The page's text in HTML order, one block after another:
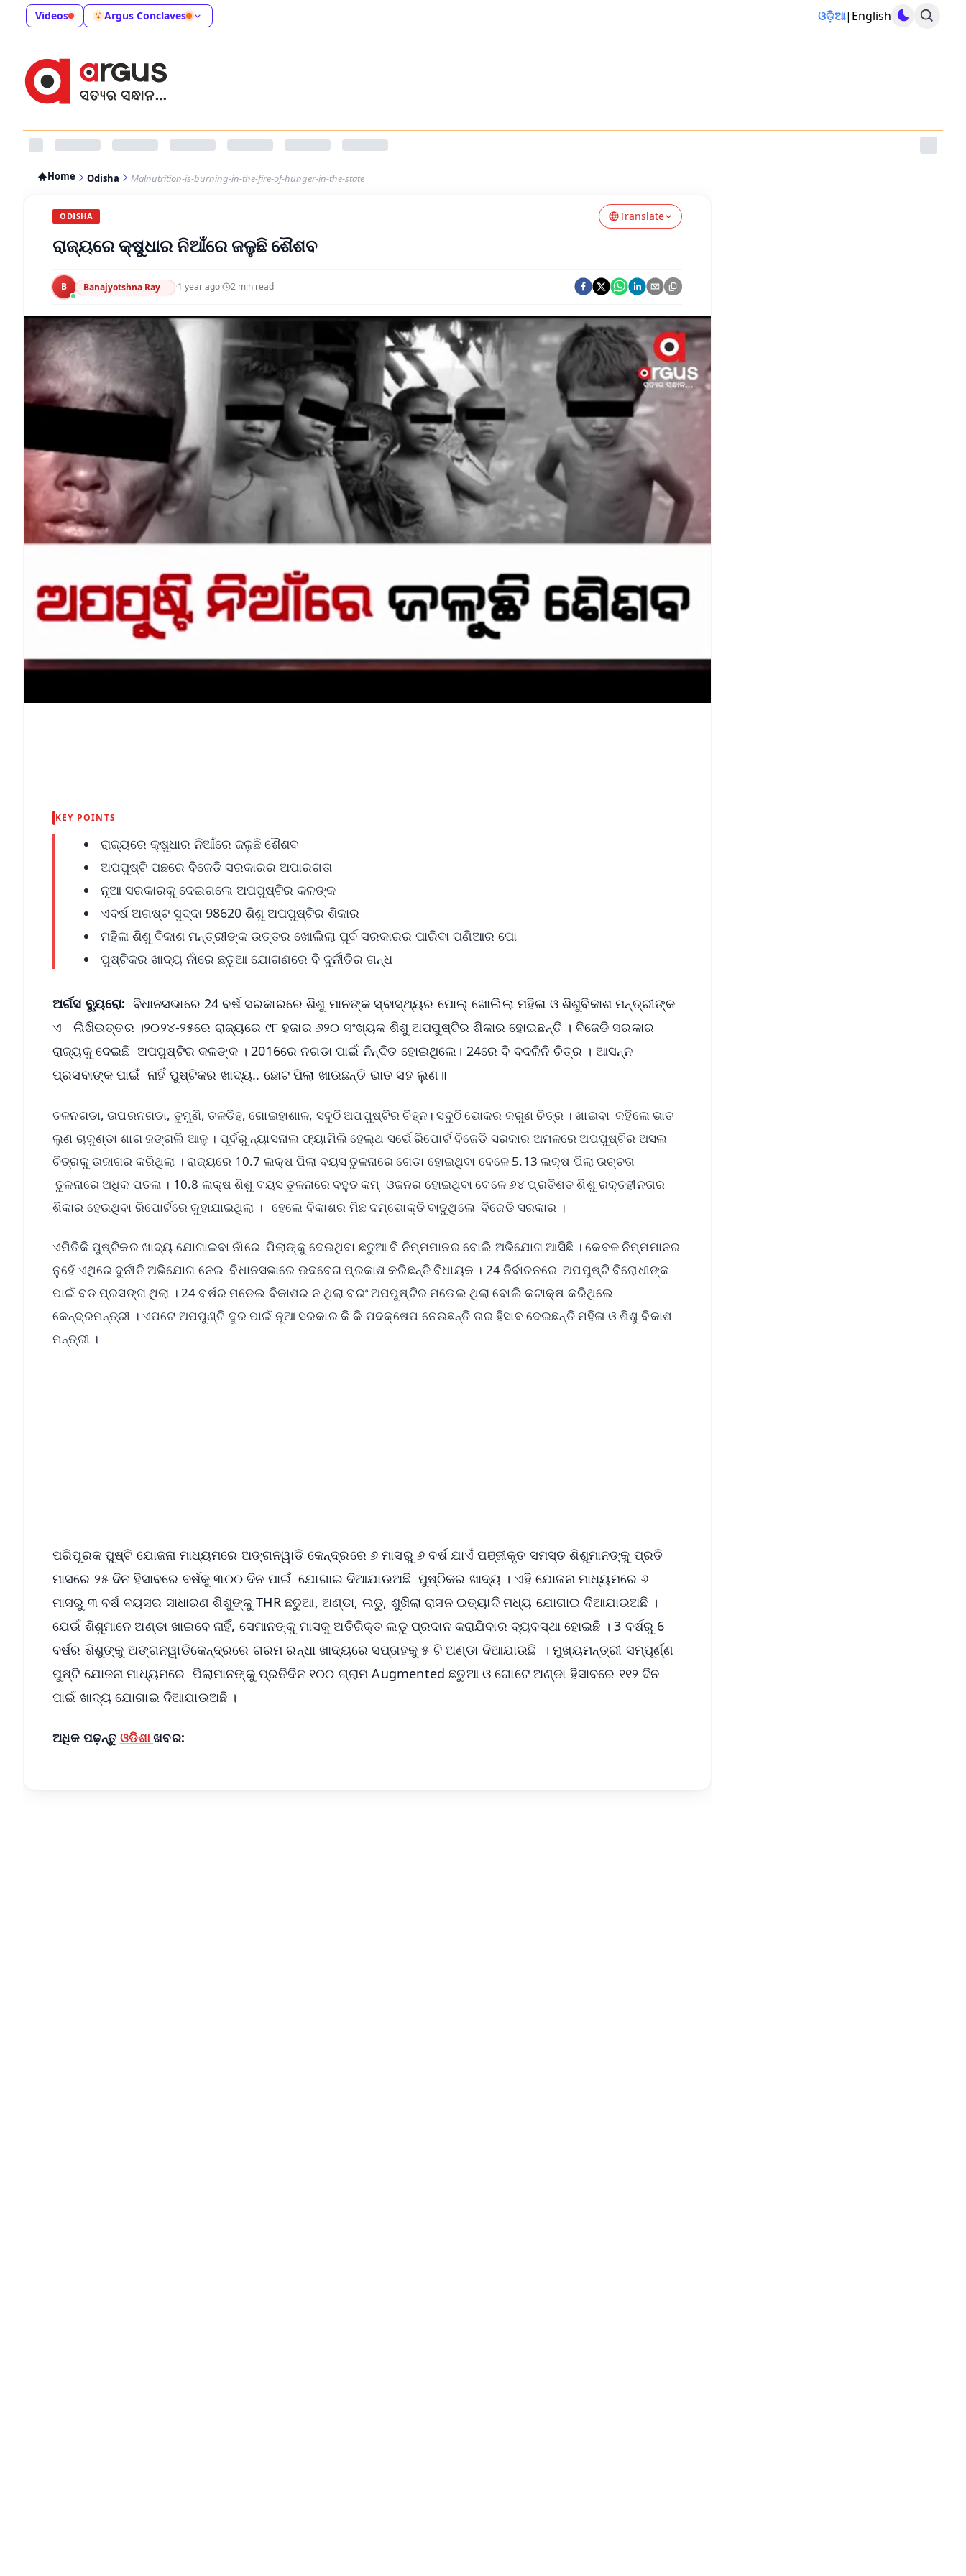
Videos Argus Conclaves ଓଡ଼ିଆ| English
Home Odisha Malnutrition-is-burning-in-the-fire-of-hunger-in-the-state
ODISHA Translate
ରାଜ୍ୟରେ କ୍ଷୁଧାର ନିଆଁରେ ଜଳୁଛି ଶୈଶବ
B Banajyotshna Ray ·1 year ago· 2 min read
KEY POINTS
ରାଜ୍ୟରେ କ୍ଷୁଧାର ନିଆଁରେ ଜଳୁଛି ଶୈଶବ
ଅପପୁଷ୍ଟି ପଛରେ ବିଜେଡି ସରକାରର ଅପାରଗତା
ନୂଆ ସରକାରକୁ ଦେଇଗଲେ ଅପପୁଷ୍ଟିର କଳଙ୍କ
ଏବର୍ଷ ଅଗଷ୍ଟ ସୁଦ୍ଦା 98620 ଶିଶୁ ଅପପୁଷ୍ଟିର ଶିକାର
ମହିଳା ଶିଶୁ ବିକାଶ ମନ୍ତ୍ରୀଙ୍କ ଉତ୍ତର ଖୋଲିଲା ପୁର୍ବ ସରକାରର ପାରିବା ପଣିଆର ପୋ
ପୁଷ୍ଟିକର ଖାଦ୍ୟ ନାଁରେ ଛତୁଆ ଯୋଗଣରେ ବି ଦୁର୍ନୀତିର ଗନ୍ଧ
ଅର୍ଗସ ବ୍ୟୁରୋ: ବିଧାନସଭାରେ 24 ବର୍ଷ ସରକାରରେ ଶିଶୁ ମାନଙ୍କ ସ୍ବାସ୍ଥ୍ୟର ପୋଲ୍ ଖୋଲିଲା ମହିଳା ଓ ଶିଶୁବିକାଶ ମନ୍ତ୍ରୀଙ୍କ
ଏ ଲିଖିଉତ୍ତର ।୨୦୨୪-୨୫ରେ ରାଜ୍ୟରେ ୯୮ ହଜାର ୬୨୦ ସଂଖ୍ୟକ ଶିଶୁ ଅପପୁଷ୍ଟିର ଶିକାର ହୋଇଛନ୍ତି । ବିଜେଡି ସରକାର
ରାଜ୍ୟକୁ ଦେଇଛି ଅପପୁଷ୍ଟିର କଳଙ୍କ । 2016ରେ ନଗଡା ପାଇଁ ନିନ୍ଦିତ ହୋଇଥିଲେ। 24ରେ ବି ବଦଳିନି ଚିତ୍ର । ଆସନ୍ନ
ପ୍ରସବାଙ୍କ ପାଇଁ ନାହିଁ ପୁଷ୍ଟିକର ଖାଦ୍ୟ.. ଛୋଟ ପିଲା ଖାଉଛନ୍ତି ଭାତ ସହ ଲୁଣ॥
ତଳନଗଡା, ଉପରନଗଡା, ତୁମୁଣି, ତଳଡିହ, ଗୋଇହାଶାଳ, ସବୁଠି ଅପପୁଷ୍ଟିର ଚିହ୍ନ। ସବୁଠି ଭୋକର କରୁଣ ଚିତ୍ର । ଖାଇବା କହିଲେ ଭାତ
ଲୁଣ ଚାକୁଣ୍ଡା ଶାଗ ଜଙ୍ଗଲି ଆଳୁ । ପୂର୍ବରୁ ନ୍ୟାସନାଲ ଫ୍ୟାମିଲି ହେଲ୍ଥ ସର୍ଭେ ରିପୋର୍ଟ ବିଜେଡି ସରକାର ଅମଳରେ ଅପପୁଷ୍ଟିର ଅସଲ
ଚିତ୍ରକୁ ଉଜାଗର କରିଥିଲା । ରାଜ୍ୟରେ 10.7 ଲକ୍ଷ ପିଲା ବୟସ ତୁଳନାରେ ଗେଡା ହୋଇଥିବା ବେଳେ 5.13 ଲକ୍ଷ ପିଲା ଉଚ୍ଚତା
ତୁଳନାରେ ଅଧିକ ପତଳା । 10.8 ଲକ୍ଷ ଶିଶୁ ବୟସ ତୁଳନାରେ ବହୁତ କମ୍ ଓଜନର ହୋଇଥିବା ବେଳେ ୬୪ ପ୍ରତିଶତ ଶିଶୁ ରକ୍ତହୀନତାର
ଶିକାର ହେଉଥିବା ରିପୋର୍ଟରେ କୁହାଯାଇଥିଲା । ହେଲେ ବିକାଶର ମିଛ ଦମ୍ଭୋକ୍ତି ବାଢୁଥିଲେ ବିଜେଡି ସରକାର ।
ଏମିତିକି ପୁଷ୍ଟିକର ଖାଦ୍ୟ ଯୋଗାଇବା ନାଁରେ ପିଲାଙ୍କୁ ଦେଉଥିବା ଛତୁଆ ବି ନିମ୍ମମାନର ବୋଲି ଅଭିଯୋଗ ଆସିଛି । କେବଳ ନିମ୍ମମାନର
ନୁହେଁ ଏଥିରେ ଦୁର୍ନୀତି ଅଭିଯୋଗ ନେଇ ବିଧାନସଭାରେ ଉଦବେଗ ପ୍ରକାଶ କରିଛନ୍ତି ବିଧାୟକ । 24 ନିର୍ବାଚନରେ ଅପପୁଷ୍ଟି ବିରୋଧୀଙ୍କ
ପାଇଁ ବଡ ପ୍ରସଙ୍ଗ ଥିଲା । 24 ବର୍ଷର ମଡେଲ ବିକାଶର ନ ଥିଲା ବରଂ ଅପପୁଷ୍ଟିର ମଡେଲ ଥିଲା ବୋଲି କଟାକ୍ଷ କରିଥିଲେ
କେନ୍ଦ୍ରମନ୍ତ୍ରୀ । ଏପଟେ ଅପପୁଣ୍ଟି ଦୁର ପାଇଁ ନୂଆ ସରକାର କି କି ପଦକ୍ଷେପ ନେଉଛନ୍ତି ତାର ହିସାବ ଦେଇଛନ୍ତି ମହିଳା ଓ ଶିଶୁ ବିକାଶ
ମନ୍ତ୍ରୀ ।
ପରିପୂରକ ପୁଷ୍ଟି ଯୋଜନା ମାଧ୍ୟମରେ ଅଙ୍ଗନୱାଡି କେନ୍ଦ୍ରରେ ୬ ମାସରୁ ୬ ବର୍ଷ ଯାଏଁ ପଞ୍ଜୀକୃତ ସମସ୍ତ ଶିଶୁମାନଙ୍କୁ ପ୍ରତି
ମାସରେ ୨୫ ଦିନ ହିସାବରେ ବର୍ଷକୁ ୩୦୦ ଦିନ ପାଇଁ ଯୋଗାଇ ଦିଆଯାଉଅଛି ପୁଷ୍ଠିକର ଖାଦ୍ୟ । ଏହି ଯୋଜନା ମାଧ୍ୟମରେ ୬
ମାସରୁ ୩ ବର୍ଷ ବୟସର ସାଧାରଣ ଶିଶୁଙ୍କୁ THR ଛତୁଆ, ଅଣ୍ଡା, ଲଡୁ, ଶୁଖିଲା ରାସନ ଇତ୍ୟାଦି ମଧ୍ୟ ଯୋଗାଇ ଦିଆଯାଉଅଛି ।
ଯେଉଁ ଶିଶୁମାନେ ଅଣ୍ଡା ଖାଇବେ ନାହିଁ, ସେମାନଙ୍କୁ ମାସକୁ ଅତିରିକ୍ତ ଲଡୁ ପ୍ରଦାନ କରାଯିବାର ବ୍ୟବସ୍ଥା ହୋଇଛି । 3 ବର୍ଷରୁ 6
ବର୍ଷର ଶିଶୁଙ୍କୁ ଅଙ୍ଗନୱାଡିକେନ୍ଦ୍ରରେ ଗରମ ରନ୍ଧା ଖାଦ୍ୟରେ ସପ୍ତାହକୁ ୫ ଟି ଅଣ୍ଡା ଦିଆଯାଉଛି । ମୁଖ୍ୟମନ୍ତ୍ରୀ ସମ୍ପୂର୍ଣ୍ଣ
ପୁଷ୍ଟି ଯୋଜନା ମାଧ୍ୟମରେ ପିଲାମାନଙ୍କୁ ପ୍ରତିଦିନ ୧୦୦ ଗ୍ରାମ Augmented ଛତୁଆ ଓ ଗୋଟେ ଅଣ୍ଡା ହିସାବରେ ୧୧୨ ଦିନ
ପାଇଁ ଖାଦ୍ୟ ଯୋଗାଇ ଦିଆଯାଉଅଛି ।
ଅଧିକ ପଢ଼ନ୍ତୁ ଓଡିଶାଖବର: